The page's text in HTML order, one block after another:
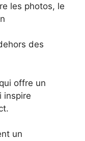
les photos, le
des
offre un
inspire
un